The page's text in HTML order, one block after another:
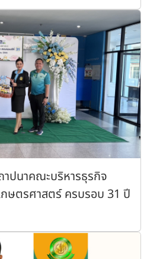
ปนาคณะบริหารธุรกิจ
ษตรศาสตร์ ครบรอบ 31 ปี